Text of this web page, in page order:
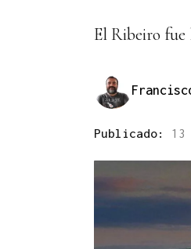
El Ribeiro fue
Publicado: